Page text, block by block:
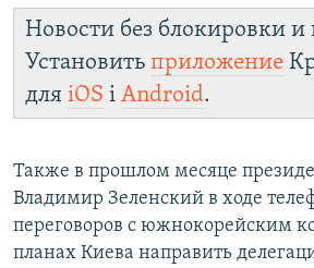
Новости без блокировки и
Установить приложение
для iOS і Android.
Также в прошлом месяце
Владимир Зеленский в ходе
переговоров с южнокорейским
планах Киева направить